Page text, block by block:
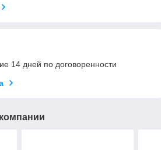
14 дней по договоренности